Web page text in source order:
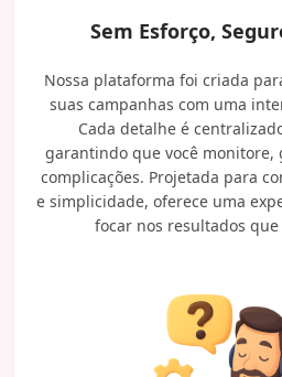
Sem Esforço,
Nossa plataforma foi criada
suas campanhas com uma
Cada detalhe é
garantindo que você monitore,
complicações. Projetada para
e simplicidade, oferece uma
focar nos resultados